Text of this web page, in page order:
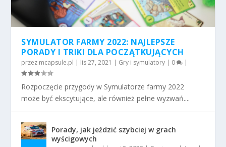
SYMULATOR FARMY 2022: NAJLEPSZE
PORADY I TRIKI DLA POCZĄTKUJĄCYCH
przez mcapsule.pl | lis 27, 2021 | Gry i symulatory | 0 |
Rozpoczęcie przygody w Symulatorze farmy 2022
może być ekscytujące, ale również pełne wyzwań....
Porady, jak jeździć szybciej w grach
wyścigowych